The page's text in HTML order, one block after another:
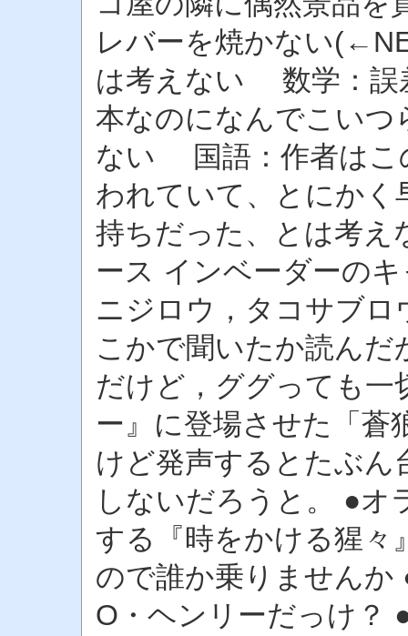
レバーを焼かない
は考えない 数学：
本なのになんでこいつ
ない 国語：作者はこ
われていて、とにかく
持ちだった、とは考
ース インベーダーの
ニジロウ，タコサブ
こかで聞いたか読ん
だけど，ググっても一
ー』に登場させた「蒼
けど発声するとたぶん
しないだろうと。 ●オ
する『時をかける猩々
ので誰か乗りませんか
O・ヘンリーだっけ？